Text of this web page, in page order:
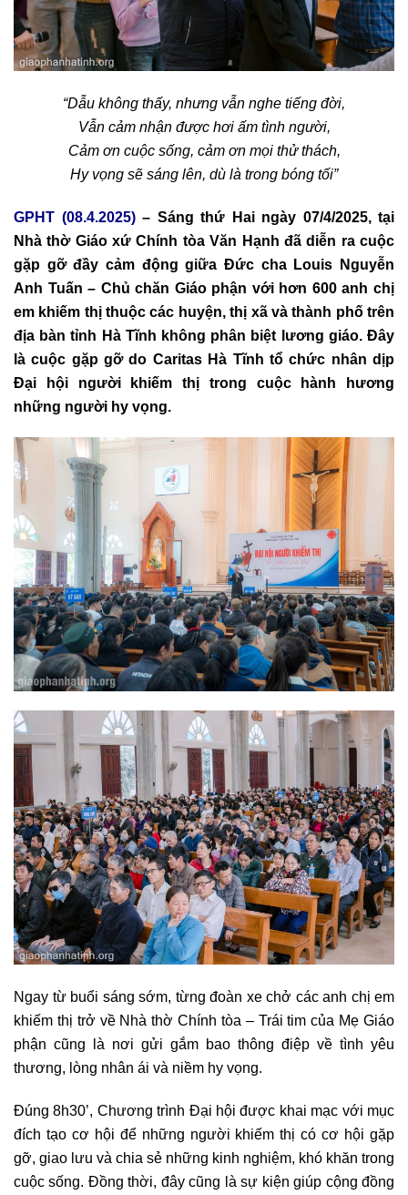
“Dẫu không thấy, nhưng vẫn nghe tiếng đời,
Vẫn cảm nhận được hơi ấm tình người,
Cảm ơn cuộc sống, cảm ơn mọi thử thách,
Hy vọng sẽ sáng lên, dù là trong bóng tối”
GPHT (08.4.2025)– Sáng thứ Hai ngày 07/4/2025, tại
Nhà thờ Giáo xứ Chính tòa Văn Hạnh đã diễn ra cuộc
gặp gỡ đầy cảm động giữa Đức cha Louis Nguyễn
Anh Tuấn – Chủ chăn Giáo phận với hơn 600 anh chị
em khiếm thị thuộc các huyện, thị xã và thành phố trên
địa bàn tỉnh Hà Tĩnh không phân biệt lương giáo. Đây
là cuộc gặp gỡ do Caritas Hà Tĩnh tổ chức nhân dịp
Đại hội người khiếm thị trong cuộc hành hương
những người hy vọng.
Ngay từ buổi sáng sớm, từng đoàn xe chở các anh chị em
khiếm thị trở về Nhà thờ Chính tòa – Trái tim của Mẹ Giáo
phận cũng là nơi gửi gắm bao thông điệp về tình yêu
thương, lòng nhân ái và niềm hy vọng.
Đúng 8h30’, Chương trình Đại hội được khai mạc với mục
đích tạo cơ hội để những người khiếm thị có cơ hội gặp
gỡ, giao lưu và chia sẻ những kinh nghiệm, khó khăn trong
cuộc sống. Đồng thời, đây cũng là sự kiện giúp cộng đồng